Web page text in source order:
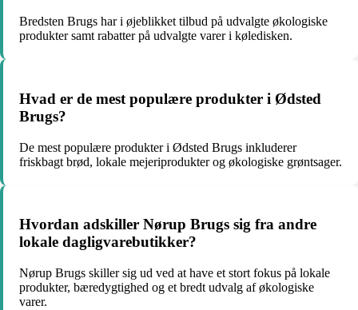
Bredsten Brugs har i øjeblikket tilbud på udvalgte økologiske
produkter samt rabatter på udvalgte varer i køledisken.
Hvad er de mest populære produkter i Ødsted
Brugs?
De mest populære produkter i Ødsted Brugs inkluderer
friskbagt brød, lokale mejeriprodukter og økologiske grøntsager.
Hvordan adskiller Nørup Brugs sig fra andre
lokale dagligvarebutikker?
Nørup Brugs skiller sig ud ved at have et stort fokus på lokale
produkter, bæredygtighed og et bredt udvalg af økologiske
varer.